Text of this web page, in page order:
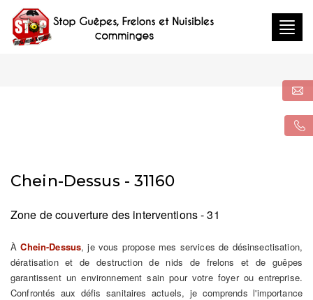
Chein-Dessus - 31160
Zone de couverture des interventions - 31
ÀChein-Dessus, je vous propose mes services de désinsectisation,
dératisation et de destruction de nids de frelons et de guêpes
garantissent un environnement sain pour votre foyer ou entreprise.
Confrontés aux défis sanitaires actuels, je comprends l'importance